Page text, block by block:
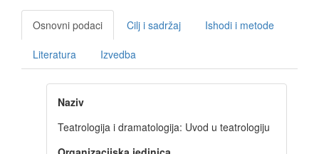
Osnovni podaci Cilj i sadržaj Ishodi i metode
Literatura Izvedba
Naziv
Teatrologija i dramatologija: Uvod u teatrologiju